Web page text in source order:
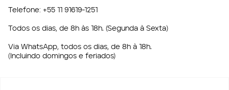
Telefone: +55 11 91619-1251
Todos os dias, de 8h às 18h. (Segunda à Sexta)
Via WhatsApp, todos os dias, de 8h à 18h.
(Incluindo domingos e feriados)